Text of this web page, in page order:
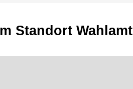
Standort Wahlamt